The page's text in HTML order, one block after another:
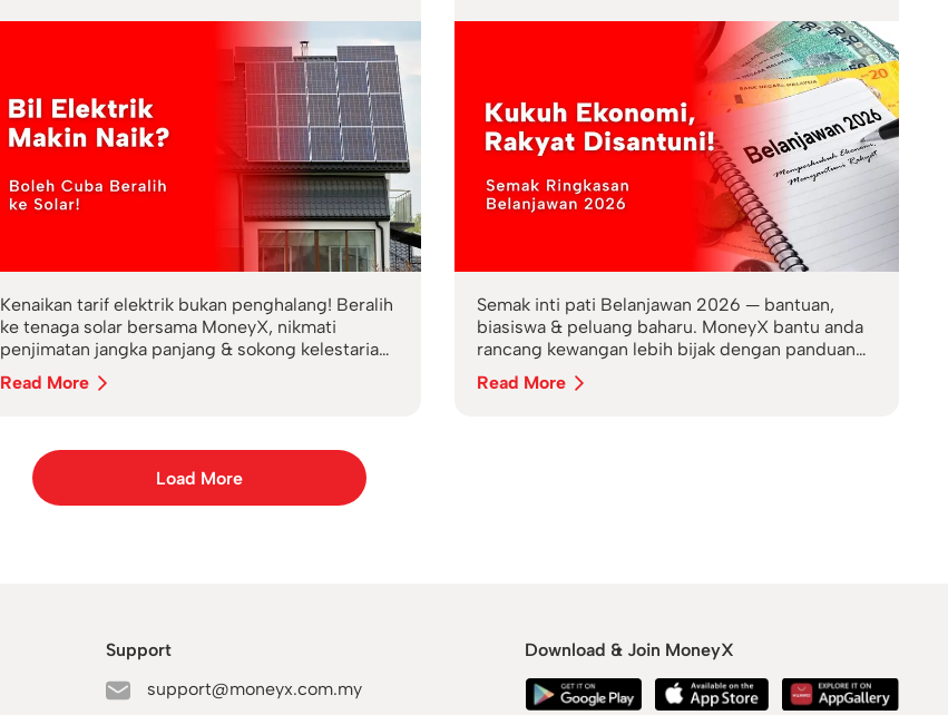
Kenaikan tarif elektrik bukan penghalang! Beralih
ke tenaga solar bersama MoneyX, nikmati
penjimatan jangka panjang & sokong kelestarian
alam.
Read More
Semak inti pati Belanjawan 2026 — bantuan,
biasiswa & peluang baharu. MoneyX bantu anda
rancang kewangan lebih bijak dengan panduan
AI.
Read More
Load More
Support
support@moneyx.com.my
Download & Join MoneyX